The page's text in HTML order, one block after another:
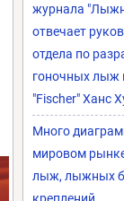
журнала
отвечает
отдела по
гоночных лыж
"Fischer" Ханс
Много
мировом
лыж, лыжных